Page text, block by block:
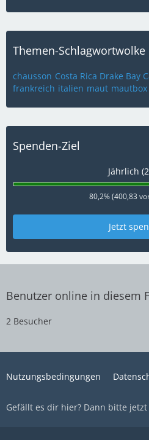
Themen-Schlagwortwolke
chausson Costa Rica Drake Bay
frankreich italien maut mautbox
Spenden-Ziel
Jährlich
80,2% (400,83
Jetzt
Benutzer online in diesem
2 Besucher
Nutzungsbedingungen
Gefällt es dir hier? Dann bitte jetzt